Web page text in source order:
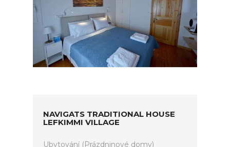
NAVIGATS TRADITIONAL HOUSE
LEFKIMMI VILLAGE
Ubytování (Prázdninové domy)